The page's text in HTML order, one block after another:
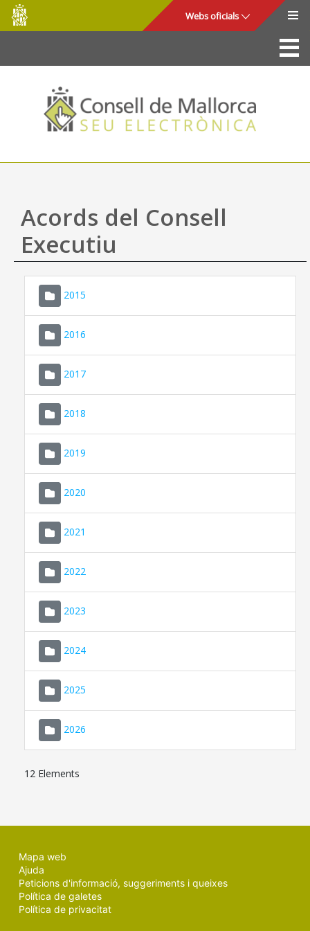
Salta al contingut principal
Consell
de
Mallorca
Webs oficials
La Seu
Consell de Mallorca
Accés i seguretat
Utilitats
Ajuda
Acords del Consell
Executiu
2015
2016
2017
2018
2019
2020
2021
2022
2023
2024
2025
2026
12 Elements
Mapa web
Ajuda
Peticions d'informació, suggeriments i queixes
Política de galetes
Política de privacitat